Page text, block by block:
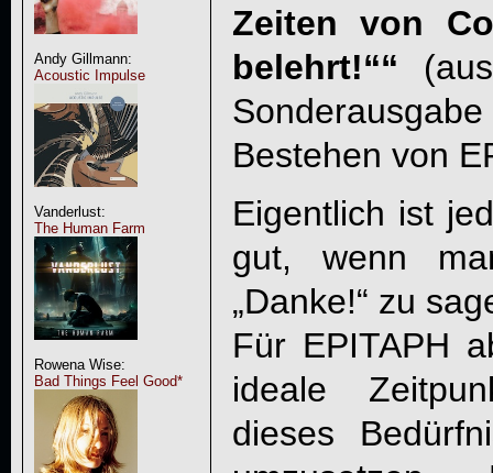
Andy Gillmann:
Acoustic Impulse
Vanderlust:
The Human Farm
Rowena Wise:
Bad Things Feel Good*
Zeiten von
belehrt!““
Bestehen von
Eigentlich ist
gut, wenn
„Danke!“ zu
Für EPITAPH
ideale
dieses